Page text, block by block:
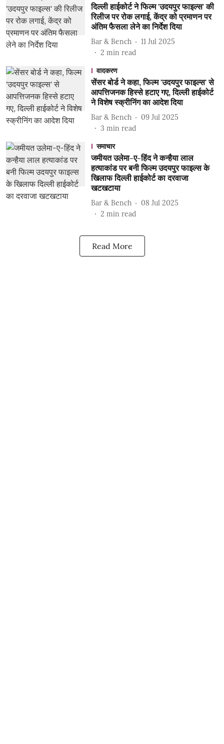
दिल्ली हाईकोर्ट ने फिल्म 'उदयपुर फाइल्स' की
रिलीज पर रोक लगाई, केंद्र को प्रमाणन पर
अंतिम फैसला लेने का निर्देश दिया
Bar & Bench
11 Jul 2025
2 min read
वादकरण
सेंसर बोर्ड ने कहा, फिल्म 'उदयपुर फाइल्स' से
आपत्तिजनक हिस्से हटाए गए, दिल्ली हाईकोर्ट
ने विशेष स्क्रीनिंग का आदेश दिया
Bar & Bench
09 Jul 2025
3 min read
समाचार
जमीयत उलेमा-ए-हिंद ने कन्हैया लाल
हत्याकांड पर बनी फिल्म उदयपुर फाइल्स के
खिलाफ दिल्ली हाईकोर्ट का दरवाजा
खटखटाया
Bar & Bench
08 Jul 2025
2 min read
Read More